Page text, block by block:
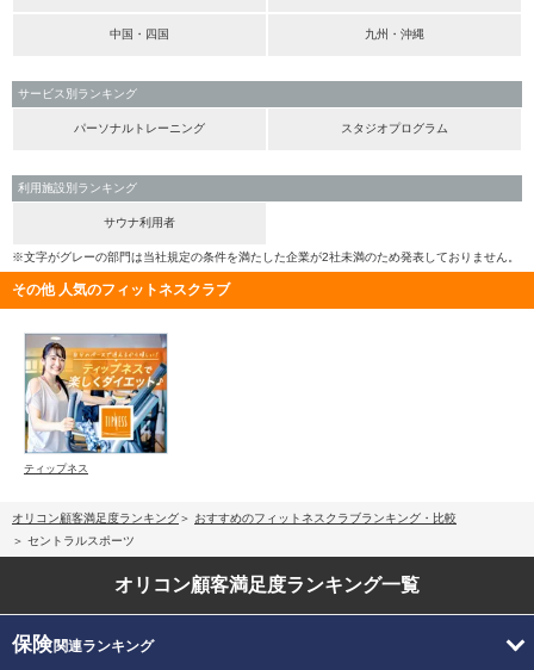
中国・四国 九州・沖縄
サービス別ランキング
パーソナルトレーニング スタジオプログラム
利用施設別ランキング
サウナ利用者
※文字がグレーの部門は当社規定の条件を満たした企業が2社未満のため発表しておりません。
その他 人気のフィットネスクラブ
ティップネス
オリコン顧客満足度ランキング
おすすめのフィットネスクラブランキング・比較
セントラルスポーツ
オリコン顧客満足度ランキング一覧
保険関連ランキング